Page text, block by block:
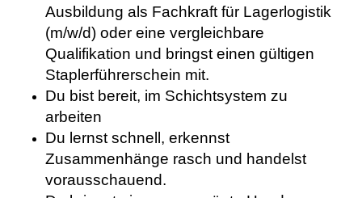
Ausbildung als Fachkraft für Lagerlogistik
(m/w/d) oder eine vergleichbare
Qualifikation und bringst einen gültigen
Staplerführerschein mit.
Du bist bereit, im Schichtsystem zu
arbeiten
Du lernst schnell, erkennst
Zusammenhänge rasch und handelst
vorausschauend.